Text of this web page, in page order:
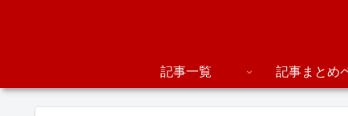
記事一覧 記事まとめ